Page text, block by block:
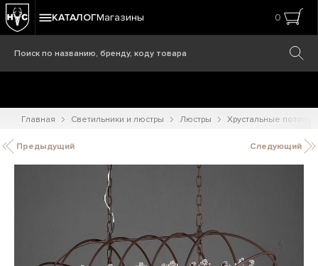
КАТАЛОГМагазины 0
Главная Светильники и люстры Люстры Хрустальные
Предыдущий Следующий